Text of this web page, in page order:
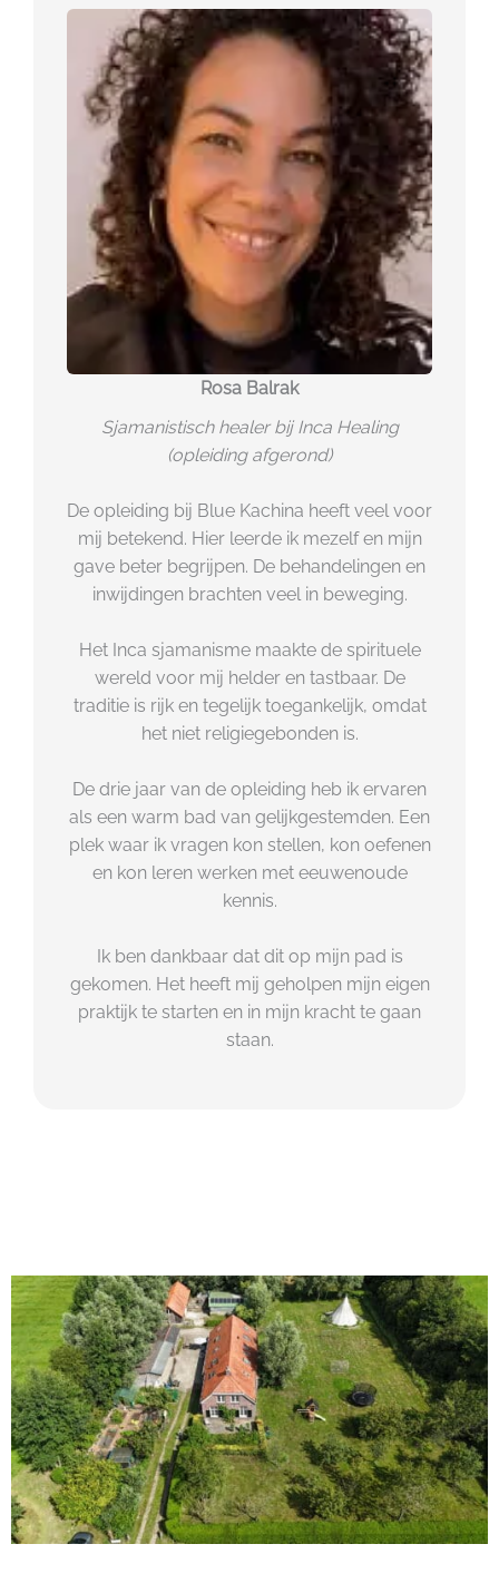
Rosa Balrak
Sjamanistisch healer bij Inca Healing
(opleiding afgerond)
De opleiding bij Blue Kachina heeft veel voor
mij betekend. Hier leerde ik mezelf en mijn
gave beter begrijpen. De behandelingen en
inwijdingen brachten veel in beweging.
Het Inca sjamanisme maakte de spirituele
wereld voor mij helder en tastbaar. De
traditie is rijk en tegelijk toegankelijk, omdat
het niet religiegebonden is.
De drie jaar van de opleiding heb ik ervaren
als een warm bad van gelijkgestemden. Een
plek waar ik vragen kon stellen, kon oefenen
en kon leren werken met eeuwenoude
kennis.
Ik ben dankbaar dat dit op mijn pad is
gekomen. Het heeft mij geholpen mijn eigen
praktijk te starten en in mijn kracht te gaan
staan.